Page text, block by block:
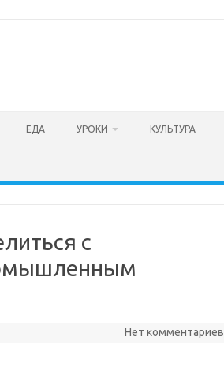
ЕДА УРОКИ КУЛЬТУРА
с
Нет комментариев